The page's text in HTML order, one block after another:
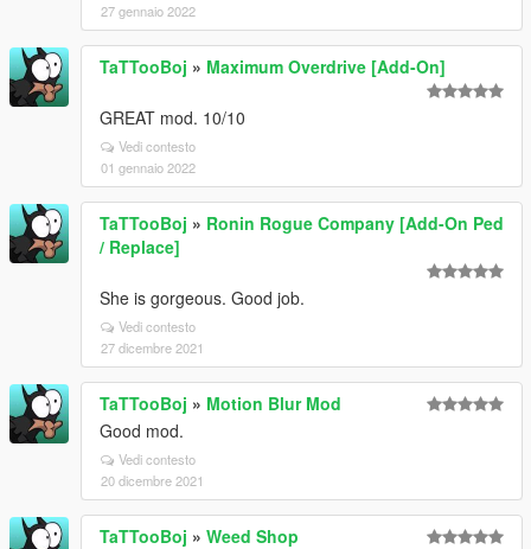
27 gennaio 2022
TaTTooBoj » Maximum Overdrive [Add-On]
GREAT mod. 10/10
Vedi contesto
01 gennaio 2022
TaTTooBoj » Ronin Rogue Company [Add-On Ped
/ Replace]
She is gorgeous. Good job.
Vedi contesto
27 dicembre 2021
TaTTooBoj » Motion Blur Mod
Good mod.
Vedi contesto
20 dicembre 2021
TaTTooBoj » Weed Shop